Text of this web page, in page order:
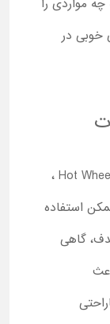
مواردی را
خوبی در
کاراکترهای اصلی در سریال Hot Wheels Let's Race ،
استفاده
گاهی